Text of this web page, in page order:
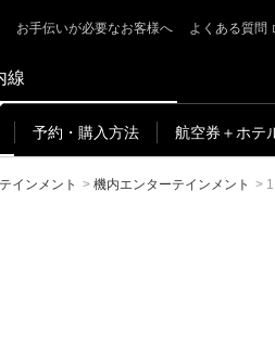
線
予約・購入方法 航空券＋ホテ
お手伝いが必要なお客様へ よくある質問
インメント > 機内エンターテインメント >